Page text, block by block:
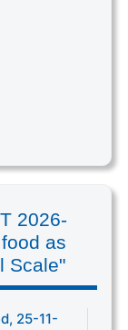
2026-
as
Scale"
25-11-